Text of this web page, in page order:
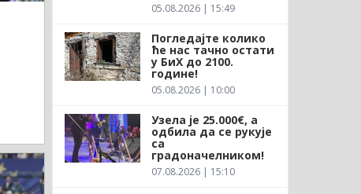
05.08.2026 | 15:49
Погледајте колико
ће нас тачно остати
у БиХ до 2100.
године!
05.08.2026 | 10:00
Узела је 25.000€, а
одбила да се рукује
са
градоначелником!
07.08.2026 | 15:10